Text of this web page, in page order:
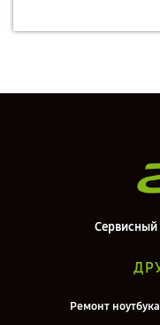
Сервисный
Ремонт